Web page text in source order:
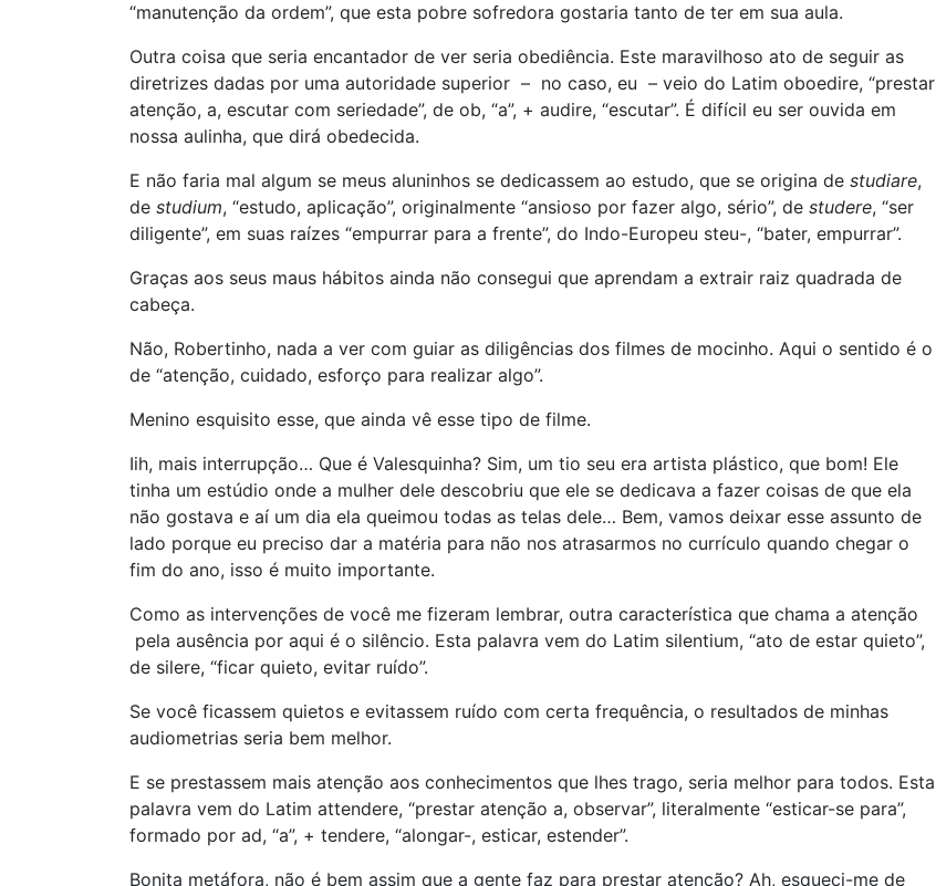
“manutenção da ordem”, que esta pobre sofredora gostaria tanto de ter em sua aula.
Outra coisa que seria encantador de ver seria obediência. Este maravilhoso ato de seguir as
diretrizes dadas por uma autoridade superior – no caso, eu – veio do Latim oboedire, “prestar
atenção, a, escutar com seriedade”, de ob, “a”, + audire, “escutar”. É difícil eu ser ouvida em
nossa aulinha, que dirá obedecida.
E não faria mal algum se meus aluninhos se dedicassem ao estudo, que se origina de studiare,
de studium, “estudo, aplicação”, originalmente “ansioso por fazer algo, sério”, de studere, “ser
diligente”, em suas raízes “empurrar para a frente”, do Indo-Europeu steu-, “bater, empurrar”.
Graças aos seus maus hábitos ainda não consegui que aprendam a extrair raiz quadrada de
cabeça.
Não, Robertinho, nada a ver com guiar as diligências dos filmes de mocinho. Aqui o sentido é o
de “atenção, cuidado, esforço para realizar algo”.
Menino esquisito esse, que ainda vê esse tipo de filme.
Iih, mais interrupção… Que é Valesquinha? Sim, um tio seu era artista plástico, que bom! Ele
tinha um estúdio onde a mulher dele descobriu que ele se dedicava a fazer coisas de que ela
não gostava e aí um dia ela queimou todas as telas dele… Bem, vamos deixar esse assunto de
lado porque eu preciso dar a matéria para não nos atrasarmos no currículo quando chegar o
fim do ano, isso é muito importante.
Como as intervenções de você me fizeram lembrar, outra característica que chama a atenção
pela ausência por aqui é o silêncio. Esta palavra vem do Latim silentium, “ato de estar quieto”,
de silere, “ficar quieto, evitar ruído”.
Se você ficassem quietos e evitassem ruído com certa frequência, o resultados de minhas
audiometrias seria bem melhor.
E se prestassem mais atenção aos conhecimentos que lhes trago, seria melhor para todos. Esta
palavra vem do Latim attendere, “prestar atenção a, observar”, literalmente “esticar-se para”,
formado por ad, “a”, + tendere, “alongar-, esticar, estender”.
Bonita metáfora, não é bem assim que a gente faz para prestar atenção? Ah, esqueci-me de